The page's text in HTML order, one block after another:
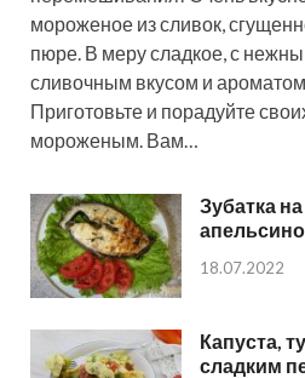
мороженое из сливок,
пюре. В меру сладкое, с
сливочным вкусом и ароматом
Приготовьте и порадуйте
мороженым. Вам…
Зубатка
18.07.2022
Капуста,
сладким